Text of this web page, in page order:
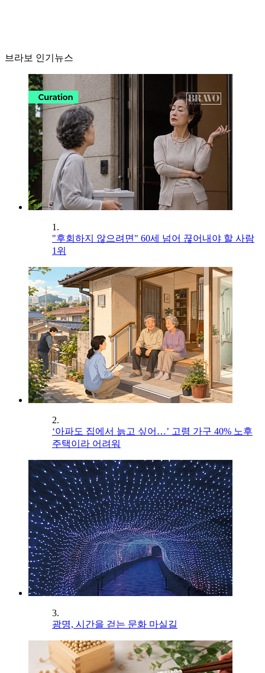
브라보 인기뉴스
1.
"후회하지 않으려면" 60세 넘어 끊어내야 할 사람
1위
2.
‘아파도 집에서 늙고 싶어…’ 고령 가구 40% 노후
주택이라 어려워
3.
광명, 시간을 걷는 문화 마실길